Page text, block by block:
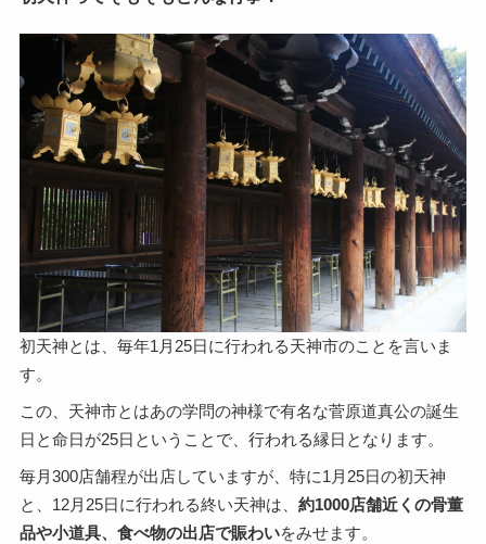
初天神とは、毎年1月25日に行われる天神市のことを言いま
す。
この、天神市とはあの学問の神様で有名な菅原道真公の誕生
日と命日が25日ということで、行われる縁日となります。
毎月300店舗程が出店していますが、特に1月25日の初天神
と、12月25日に行われる終い天神は、 約1000店舗近くの骨董
品や小道具、食べ物の出店で賑わいをみせます。